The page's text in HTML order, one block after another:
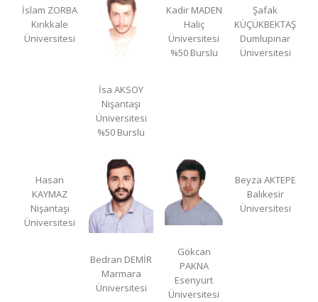
İslam ZORBA
Kırıkkale
Üniversitesi
İsa AKSOY
Nişantaşı
Üniversitesi
%50 Burslu
Kadir MADEN
Haliç
Üniversitesi
%50 Burslu
Şafak
KÜÇÜKBEKTAŞ
Dumlupınar
Üniversitesi
Hasan
KAYMAZ
Nişantaşı
Üniversitesi
Bedran DEMİR
Marmara
Üniversitesi
Gökcan
PAKNA
Esenyurt
Üniversitesi
Beyza AKTEPE
Balıkesir
Üniversitesi